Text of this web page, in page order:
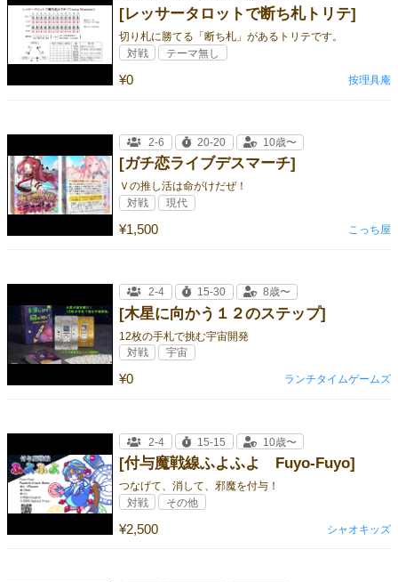
[レッサータロットで断ち札トリテ]
切り札に勝てる「断ち札」があるトリテです。
¥0
対戦 テーマ無し
按理具庵
[ガチ恋ライブデスマーチ]
Ｖの推し活は命がけだぜ！
¥1,500
2-6 20-20 10歳〜
対戦 現代
こっち屋
[木星に向かう１２のステップ]
12枚の手札で挑む宇宙開発
¥0
2-4 15-30 8歳〜
対戦 宇宙
ランチタイムゲームズ
[付与魔戦線ふよふよ Fuyo-Fuyo]
つなげて、消して、邪魔を付与！
¥2,500
2-4 15-15 10歳〜
対戦 その他
シャオキッズ